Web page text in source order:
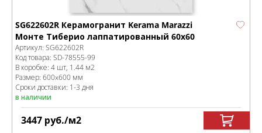
SG622602R Керамогранит Kerama Marazzi
Монте Тиберио лаппатированный 60х60
Артикул: SG622602R
Код товара: SD-78555-99
В коробке: 4 шт, 1.44 м2
Размер: 600x600 мм
Сроки доставки: 1-3 дня
в наличии
3447 руб./м2